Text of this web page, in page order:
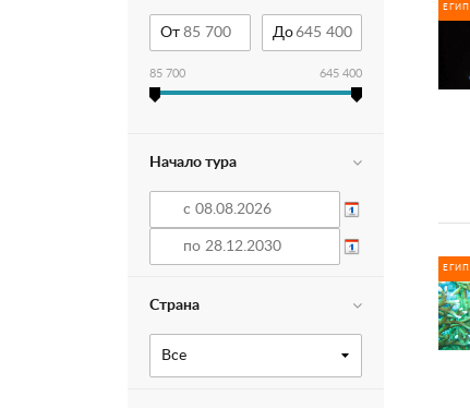
От До
85 700 645 400
Начало тура
Страна
Все